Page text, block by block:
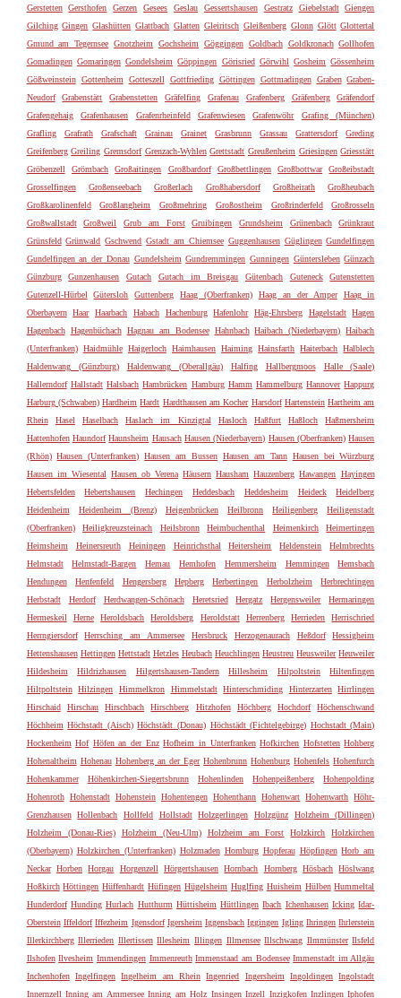
Gerstetten
Gersthofen Gerzen Gesees Geslau Gessertshausen Gestratz Giebelstadt
Giengen
Gilching Gingen Glashütten Glattbach Glatten Gleiritsch Gleißenberg Glonn Glött Glottertal
Gmund am Tegernsee Gnotzheim Gochsheim Göggingen Goldbach Goldkronach Gollhofen
Gomadingen Gomaringen Gondelsheim Göppingen Görisried Görwihl Gosheim Gössenheim
Gößweinstein Gottenheim Gotteszell Gottfrieding Göttingen Gottmadingen Graben Graben-
Neudorf
Grabenstätt Grabenstetten Gräfelfing Grafenau Grafenberg Gräfenberg
Gräfendorf
Grafengehaig
Grafenhausen Grafenrheinfeld Grafenwiesen Grafenwöhr
Grafing (München)
Grafling
Grafrath Grafschaft Grainau Grainet Grasbrunn Grassau Grattersdorf
Greding
Greifenberg Greiling Gremsdorf Grenzach-Wyhlen Grettstadt Greußenheim Griesingen Griesstätt
Gröbenzell
Grömbach Großaitingen Großbardorf Großbettlingen Großbottwar
Großeibstadt
Grosselfingen
Großenseebach Großerlach Großhabersdorf Großheirath
Großheubach
Großkarolinenfeld
Großlangheim Großmehring Großostheim Großrinderfeld
Großrosseln
Großwallstadt
Großweil Grub am Forst Gruibingen Grundsheim Grünenbach
Grünkraut
Grünsfeld Grünwald Gschwend Gstadt am Chiemsee Guggenhausen Güglingen Gundelfingen
Gundelfingen an der Donau Gundelsheim Gundremmingen Gunningen Güntersleben Günzach
Günzburg
Gunzenhausen Gutach Gutach im Breisgau Gütenbach Guteneck
Gutenstetten
Gutenzell-Hürbel
Gütersloh Guttenberg Haag (Oberfranken) Haag an der Amper
Haag in
Oberbayern
Haar Haarbach Habach Hachenburg Hafenlohr Häg-Ehrsberg Hagelstadt
Hagen
Hagenbach Hagenbüchach Hagnau am Bodensee Hahnbach Haibach (Niederbayern) Haibach
(Unterfranken) Haidmühle Haigerloch Haimhausen Haiming Hainsfarth Haiterbach Halblech
Haldenwang (Günzburg)
Haldenwang (Oberallgäu) Halfing Hallbergmoos
Halle (Saale)
Hallerndorf Hallstadt Halsbach Hambrücken Hamburg Hamm Hammelburg Hannover Happurg
Harburg (Schwaben) Hardheim Hardt Hardthausen am Kocher Harsdorf Hartenstein Hartheim am
Rhein
Hasel Haselbach Haslach im Kinzigtal Hasloch Haßfurt Haßloch
Haßmersheim
Hattenhofen Haundorf Haunsheim Hausach Hausen (Niederbayern) Hausen (Oberfranken) Hausen
(Rhön) Hausen (Unterfranken) Hausen am Bussen Hausen am Tann Hausen bei Würzburg
Hausen im Wiesental Hausen ob Verena Häusern Hausham Hauzenberg Hawangen Hayingen
Hebertsfelden
Hebertshausen Hechingen Heddesbach Heddesheim Heideck
Heidelberg
Heidenheim
Heidenheim (Brenz) Heigenbrücken Heilbronn Heiligenberg
Heiligenstadt
(Oberfranken)
Heiligkreuzsteinach Heilsbronn Heimbuchenthal Heimenkirch
Heimertingen
Heimsheim
Heinersreuth Heiningen Heinrichsthal Heitersheim Heldenstein
Helmbrechts
Helmstadt
Helmstadt-Bargen Hemau Hemhofen Hemmersheim Hemmingen
Hemsbach
Hendungen
Henfenfeld Hengersberg Hepberg Herbertingen Herbolzheim
Herbrechtingen
Herbstadt
Herdorf Herdwangen-Schönach Heretsried Hergatz Hergensweiler
Hermaringen
Hermeskeil
Herne Heroldsbach Heroldsberg Heroldstatt Herrenberg Herrieden
Herrischried
Herrngiersdorf
Herrsching am Ammersee Hersbruck Herzogenaurach Heßdorf
Hessigheim
Hettenshausen Hettingen Hettstadt Hetzles Heubach Heuchlingen Heustreu Heusweiler Heuweiler
Hildesheim
Hildrizhausen Hilgertshausen-Tandern Hillesheim Hilpoltstein
Hiltenfingen
Hiltpoltstein
Hilzingen Himmelkron Himmelstadt Hinterschmiding Hinterzarten
Hirrlingen
Hirschaid
Hirschau Hirschbach Hirschberg Hitzhofen Höchberg Hochdorf
Höchenschwand
Höchheim Höchstadt (Aisch) Höchstädt (Donau) Höchstädt (Fichtelgebirge) Hochstadt (Main)
Hockenheim Hof Höfen an der Enz Hofheim in Unterfranken Hofkirchen Hofstetten Hohberg
Hohenaltheim Hohenau Hohenberg an der Eger Hohenbrunn Hohenburg Hohenfels Hohenfurch
Hohenkammer
Höhenkirchen-Siegertsbrunn Hohenlinden Hohenpeißenberg
Hohenpolding
Hohenroth Hohenstadt Hohenstein Hohentengen Hohenthann Hohenwart Hohenwarth Höhr-
Grenzhausen
Hollenbach Hollfeld Hollstadt Holzgerlingen Holzgünz
Holzheim (Dillingen)
Holzheim (Donau-Ries)
Holzheim (Neu-Ulm) Holzheim am Forst Holzkirch
Holzkirchen
(Oberbayern) Holzkirchen (Unterfranken) Holzmaden Homburg Hopferau Höpfingen Horb am
Neckar Horben Horgau Horgenzell Hörgertshausen Hornbach Hornberg Hösbach Höslwang
Hoßkirch Höttingen Hüffenhardt Hüfingen Hügelsheim Huglfing Huisheim Hülben Hummeltal
Hunderdorf Hunding Hurlach Hutthurm Hüttisheim Hüttlingen Ibach Ichenhausen Icking Idar-
Oberstein Iffeldorf Iffezheim Igensdorf Igersheim Iggensbach Iggingen Igling Ihringen Ihrlerstein
Illerkirchberg Illerrieden Illertissen Illesheim Illingen Illmensee Illschwang Ilmmünster Ilsfeld
Ilshofen Ilvesheim Immendingen Immenreuth Immenstaad am Bodensee Immenstadt im Allgäu
Inchenhofen Ingelfingen Ingelheim am Rhein Ingenried Ingersheim Ingoldingen Ingolstadt
Innernzell Inning am Ammersee Inning am Holz Insingen Inzell Inzigkofen Inzlingen Iphofen